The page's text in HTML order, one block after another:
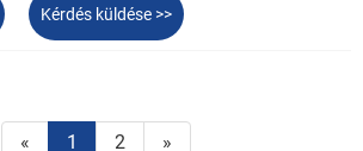
Kérdés küldése >>
« 1 2 »